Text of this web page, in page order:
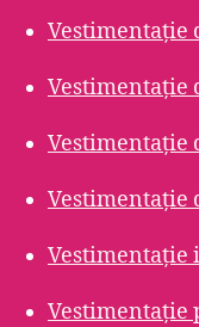
Vestimentație
Vestimentație
Vestimentație
Vestimentație
Vestimentație
Vestimentație